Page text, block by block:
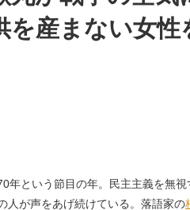
を産まない女
年という節目の年。民主主義を無
人が声をあげ続けている。落語家の